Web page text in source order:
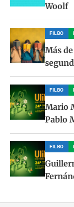
Woolf
FILBO
Más
FILBO
Mario
Pablo
Elvira
FILBO
2026